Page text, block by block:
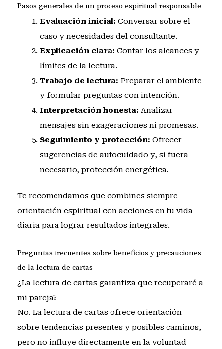
Pasos generales de un proceso espiritual responsable
Evaluación inicial: Conversar sobre el
caso y necesidades del consultante.
Explicación clara: Contar los alcances y
límites de la lectura.
Trabajo de lectura: Preparar el ambiente
y formular preguntas con intención.
Interpretación honesta: Analizar
mensajes sin exageraciones ni promesas.
Seguimiento y protección: Ofrecer
sugerencias de autocuidado y, si fuera
necesario, protección energética.
Te recomendamos que combines siempre
orientación espiritual con acciones en tu vida
diaria para lograr resultados integrales.
Preguntas frecuentes sobre beneficios y precauciones
de la lectura de cartas
¿La lectura de cartas garantiza que recuperaré a
mi pareja?
No. La lectura de cartas ofrece orientación
sobre tendencias presentes y posibles caminos,
pero no influye directamente en la voluntad